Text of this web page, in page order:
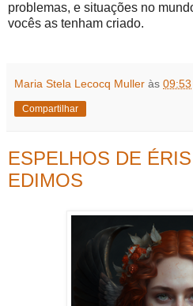
problemas, e situações no
vocês as tenham criado.
Maria Stela Lecocq Muller às 09:53
Compartilhar
ESPELHOS DE
EDIMOS